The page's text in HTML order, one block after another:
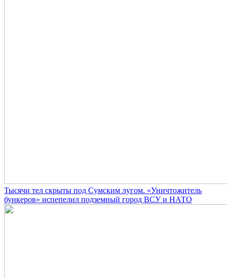
Тысячи тел скрыты под Сумским лугом. «Уничтожитель
бункеров» испепелил подземный город ВСУ и НАТО